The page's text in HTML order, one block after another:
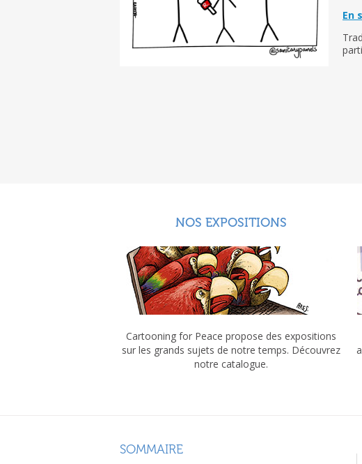
En
NOS EXPOSITIONS
Cartooning for Peace propose des expositions
sur les grands sujets de notre temps. Découvrez
notre catalogue.
SOMMAIRE